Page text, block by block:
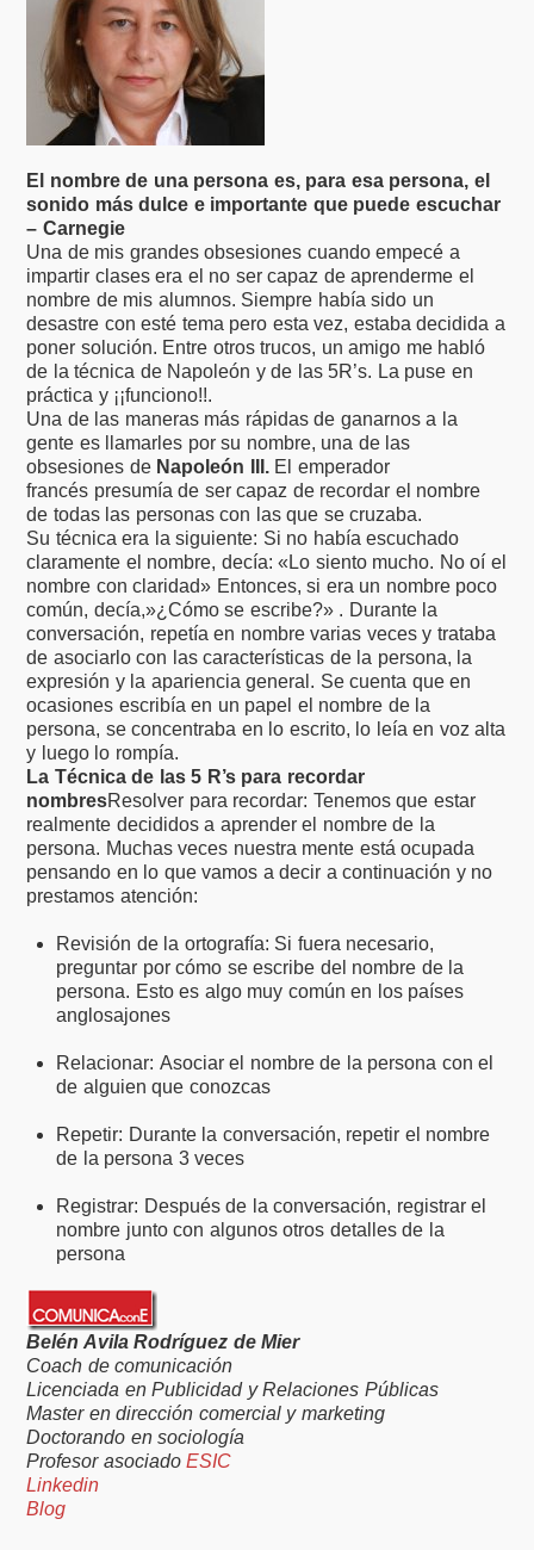
El nombre de una persona es, para esa persona, el
sonido más dulce e importante que puede escuchar
– Carnegie
Una de mis grandes obsesiones cuando empecé a
impartir clases era el no ser capaz de aprenderme el
nombre de mis alumnos. Siempre había sido un
desastre con esté tema pero esta vez, estaba decidida a
poner solución. Entre otros trucos, un amigo me habló
de la técnica de Napoleón y de las 5R’s. La puse en
práctica y ¡¡funciono!!.
Una de las maneras más rápidas de ganarnos a la
gente es llamarles por su nombre, una de las
obsesiones de Napoleón III. El emperador
francés presumía de ser capaz de recordar el nombre
de todas las personas con las que se cruzaba.
Su técnica era la siguiente: Si no había escuchado
claramente el nombre, decía: «Lo siento mucho. No oí el
nombre con claridad» Entonces, si era un nombre poco
común, decía,»¿Cómo se escribe?» . Durante la
conversación, repetía en nombre varias veces y trataba
de asociarlo con las características de la persona, la
expresión y la apariencia general. Se cuenta que en
ocasiones escribía en un papel el nombre de la
persona, se concentraba en lo escrito, lo leía en voz alta
y luego lo rompía.
La Técnica de las 5 R’s para recordar
nombresResolver para recordar: Tenemos que estar
realmente decididos a aprender el nombre de la
persona. Muchas veces nuestra mente está ocupada
pensando en lo que vamos a decir a continuación y no
prestamos atención:
Revisión de la ortografía: Si fuera necesario,
preguntar por cómo se escribe del nombre de la
persona. Esto es algo muy común en los países
anglosajones
Relacionar: Asociar el nombre de la persona con el
de alguien que conozcas
Repetir: Durante la conversación, repetir el nombre
de la persona 3 veces
Registrar: Después de la conversación, registrar el
nombre junto con algunos otros detalles de la
persona
Belén Avila Rodríguez de Mier
Coach de comunicación
Licenciada en Publicidad y Relaciones Públicas
Master en dirección comercial y marketing
Doctorando en sociología
Profesor asociadoESIC
Linkedin
Blog